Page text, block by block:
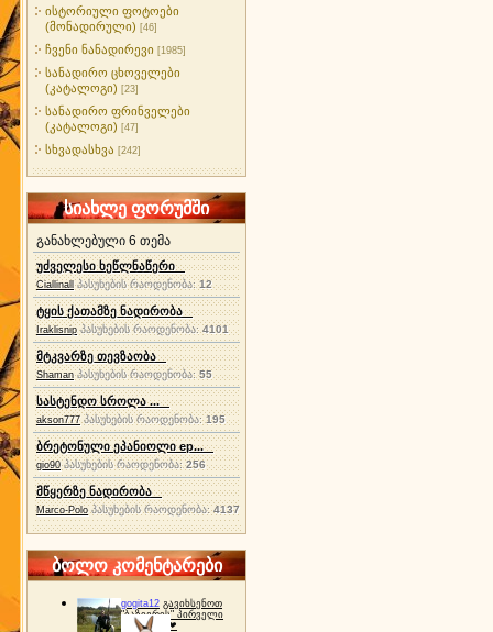
ისტორიული ფოტოები
(მონადირული) [46]
ჩვენი ნანადირევი [1985]
სანადირო ცხოველები
(კატალოგი) [23]
სანადირო ფრინველები
(კატალოგი) [47]
სხვადასხვა [242]
სიახლე ფორუმში
განახლებული 6 თემა
უძველესი ხეწლნაწერი
Ciallinall პასუხების რაოდენობა:12
ტყის ქათამზე ნადირობა
Iraklisnip პასუხების რაოდენობა: 4101
მტკვარზე თევზაობა
Shaman პასუხების რაოდენობა:55
სასტენდო სროლა ...
akson777 პასუხების რაოდენობა:195
ბრეტონული ეპანიოლი ep...
gio90 პასუხების რაოდენობა:256
მწყერზე ნადირობა
Marco-Polo პასუხების რაოდენობა:4137
ბოლო კომენტარები
gogita12 გავიხსენოთ
"ბაზიერის" პირველი
ტურნირი ❤